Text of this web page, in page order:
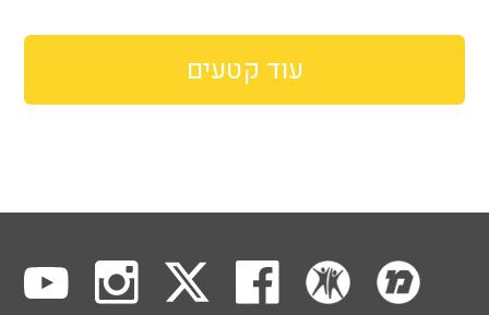
עוד קטעים